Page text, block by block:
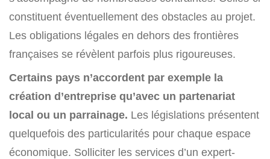
constituent éventuellement des obstacles au projet.
Les obligations légales en dehors des frontières
françaises se révèlent parfois plus rigoureuses.
Certains pays n’accordent par exemple la
création d’entreprise qu’avec un partenariat
local ou un parrainage. Les législations présentent
quelquefois des particularités pour chaque espace
économique. Solliciter les services d’un expert-